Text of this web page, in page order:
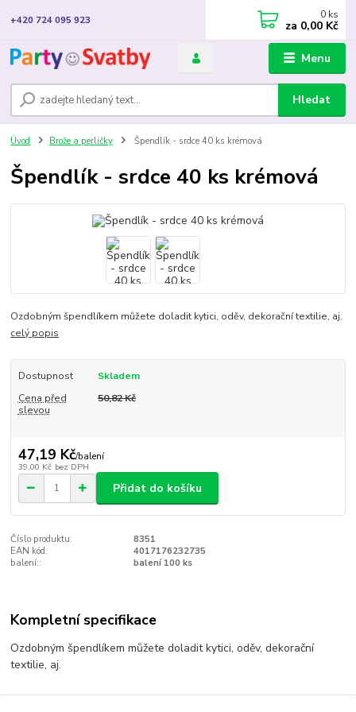
Menu
Hledat
+420 724 095 923 0 ks
za 0,00 Kč
Úvod Brože a perličky Špendlík - srdce 40 ks krémová
Špendlík - srdce 40 ks krémová
Ozdobným špendlíkem můžete doladit kytici, oděv, dekorační textilie, aj.
celý popis
Dostupnost
Skladem
Cena před
slevou
50,82 Kč
47,19 Kč/balení
39,00 Kč bez DPH
Přidat do košíku
Číslo produktu:
8351
EAN kód:
4017176232735
balení::
balení 100 ks
Kompletní specifikace
Ozdobným špendlíkem můžete doladit kytici, oděv, dekorační
textilie, aj.